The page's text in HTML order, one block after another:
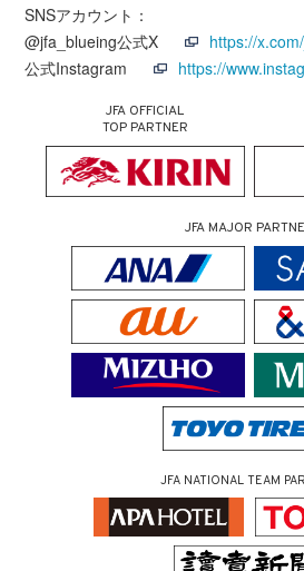
SNSアカウント：
@jfa_blueing公式X
https://
公式Instagram
https://
JFA OFFICIAL
TOP PARTNER
JFA MAJOR
JFA NATIONAL TEAM